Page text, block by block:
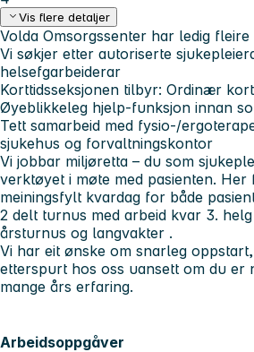
Vis flere detaljer
Volda Omsorgssenter har ledig fleire
Vi søkjer etter autoriserte
helsefgarbeiderar
Korttidsseksjonen tilbyr: Ordinær
Øyeblikkeleg hjelp-funksjon innan
Tett samarbeid med fysio-/
sjukehus og forvaltningskontor
Vi jobbar miljøretta – du som
verktøyet i møte med pasienten.
meiningsfylt kvardag for både
2 delt turnus med arbeid kvar 3.
årsturnus og langvakter .
Vi har eit ønske om snarleg
etterspurt hos oss uansett om du er
mange års erfaring.
Arbeidsoppgåver